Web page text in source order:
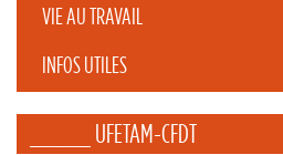
VIE AU TRAVAIL
INFOS UTILES
_____ UFETAM-CFDT